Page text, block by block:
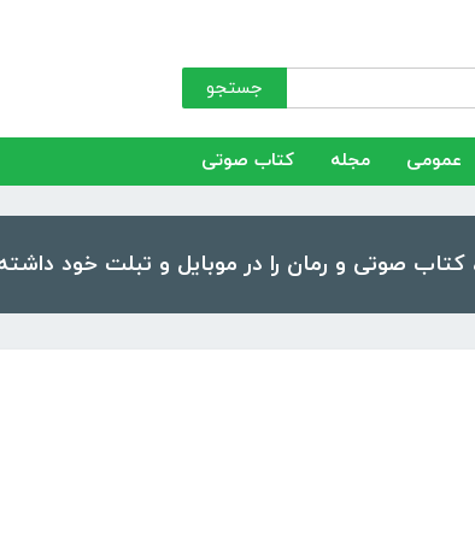
جستجو
عمومی مجله کتاب صوتی